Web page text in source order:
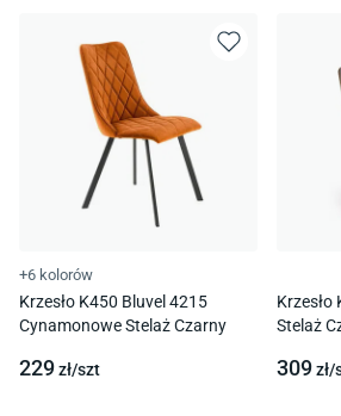
+6 kolorów
Krzesło K450 Bluvel 4215
Cynamonowe Stelaż Czarny
229zł/szt
Stelaż
309zł/